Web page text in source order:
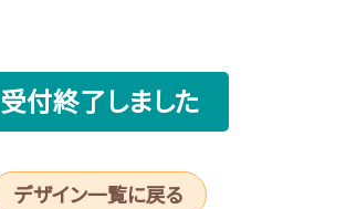
受付終了しました
デザイン一覧に戻る